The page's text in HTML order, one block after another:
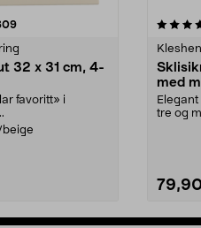
anmeldelser
32 x 31 cm, 4-
favoritt» i
5 stjerner
med
tre og